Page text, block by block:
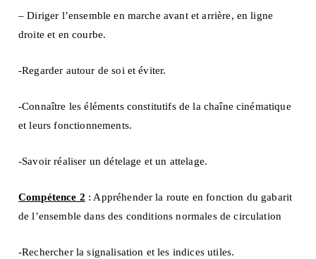
– Diriger l’ensemble en marche avant et arrière, en ligne
droite et en courbe.
-Regarder autour de soi et éviter.
-Connaître les éléments constitutifs de la chaîne cinématique
et leurs fonctionnements.
-Savoir réaliser un dételage et un attelage.
Compétence 2 : Appréhender la route en fonction du gabarit
de l’ensemble dans des conditions normales de circulation
-Rechercher la signalisation et les indices utiles.